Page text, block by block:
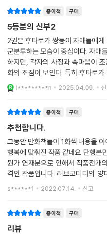
종이책 구매
5등분의 신부2
2권은 후타로가 쌍둥이 자매들에
군분투하는 모습이 중심이다. 자매
하지만, 각자의 사정과 속마음이
화의 조짐이 보인다. 특히 후타로
하는 장면들이 인상적이다.
l*********n 2025.04.09.
종이책 구매
추천합니다.
그동안 만화책들이 1화씩 내용을
행복에 맞춰진 작품 같네요 단행본
뭔가 연재분으로 인해서 작품전개
격인 작품입니다. 러브코미디의 양
백받고싶어 작품도 잇지만 개인적
s******1 2022.07.14. 신고
종이책 구매
리뷰